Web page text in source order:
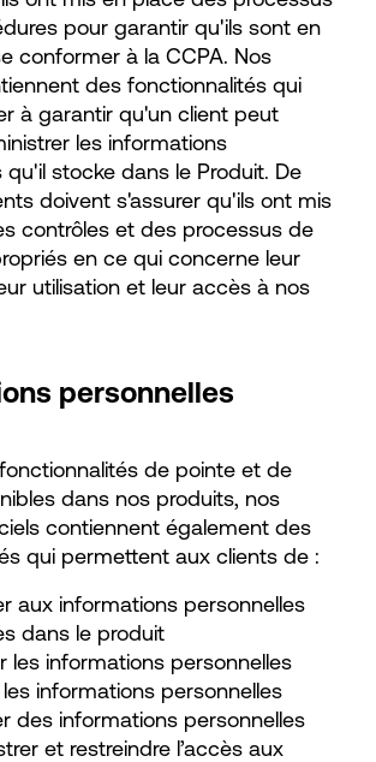
pour garantir qu'ils sont en
conformer à la CCPA. Nos
des fonctionnalités qui
à garantir qu'un client peut
les informations
qu'il stocke dans le Produit. De
doivent s'assurer qu'ils ont mis
contrôles et des processus de
en ce qui concerne leur
utilisation et leur accès à nos
personnelles
de pointe et de
dans nos produits, nos
contiennent également des
qui permettent aux clients de :
aux informations personnelles
dans le produit
les informations personnelles
informations personnelles
des informations personnelles
et restreindre l’accès aux